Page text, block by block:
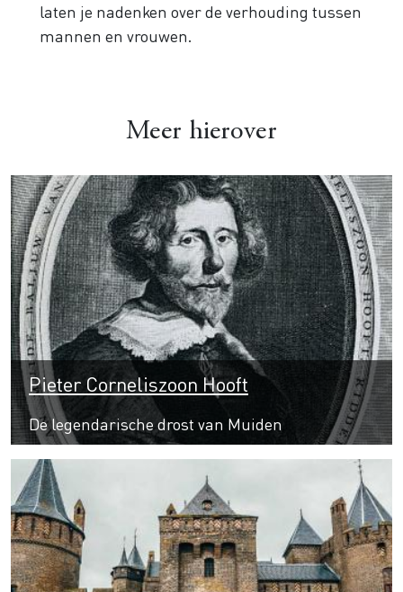
laten je nadenken over de verhouding tussen
mannen en vrouwen.
Meer hierover
Pieter Corneliszoon Hooft
De legendarische drost van Muiden